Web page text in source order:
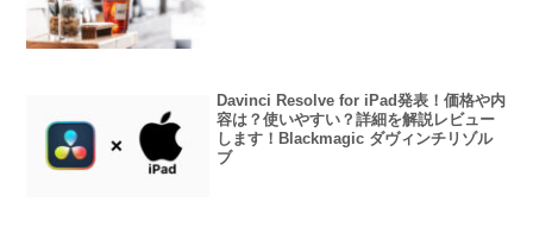
Davinci Resolve for iPad発表！価格や内
容は？使いやすい？詳細を解説レビュー
します！Blackmagic ダヴィンチリゾル
ブ